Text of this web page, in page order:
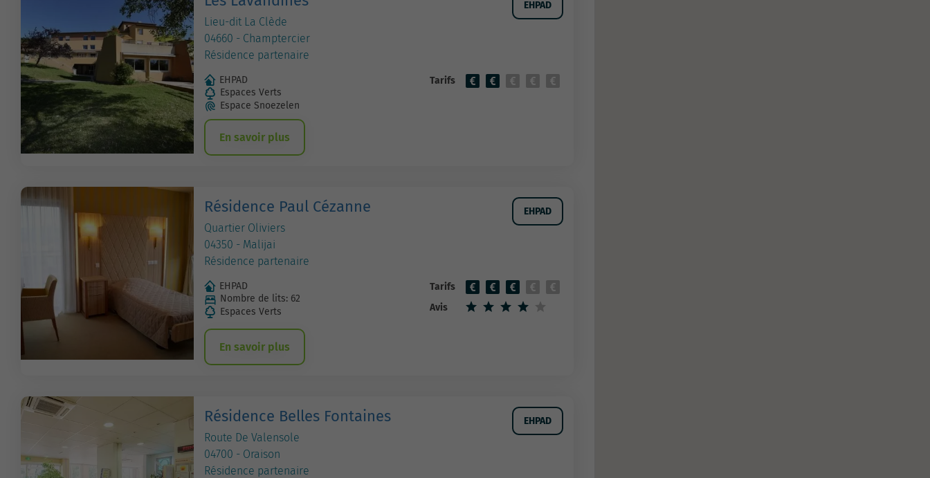
Lieu-dit La Clède
04660 - Champtercier
Résidence partenaire
EHPAD
EHPAD
Espaces Verts
Espace Snoezelen
Tarifs
En savoir plus
Résidence Paul Cézanne
Quartier Oliviers
04350 - Malijai
Résidence partenaire
EHPAD
EHPAD
Nombre de lits: 62
Espaces Verts
Tarifs
Avis
En savoir plus
Résidence Belles Fontaines
Route De Valensole
04700 - Oraison
Résidence partenaire
EHPAD